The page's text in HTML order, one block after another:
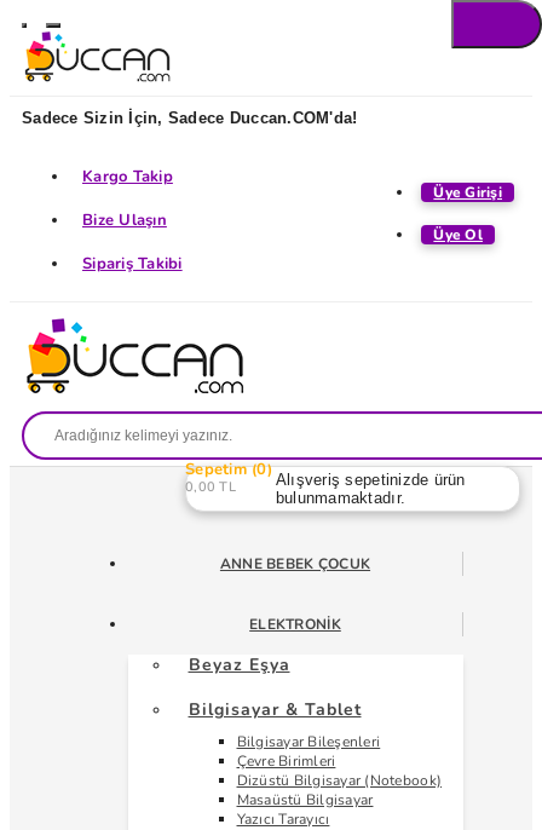
Sadece Sizin İçin, Sadece Duccan.COM'da!
Üye Girişi
Üye Ol
Kargo Takip
Bize Ulaşın
Sipariş Takibi
Sepetim 0
0,00 TL
Alışveriş sepetinizde ürün
bulunmamaktadır.
ANNE BEBEK ÇOCUK
ELEKTRONIK
Beyaz Eşya
Bilgisayar & Tablet
Bilgisayar Bileşenleri
Çevre Birimleri
Dizüstü Bilgisayar (Notebook)
Masaüstü Bilgisayar
Yazıcı Tarayıcı